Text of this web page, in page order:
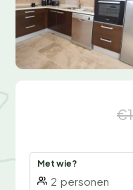
Met wie?
2 personen